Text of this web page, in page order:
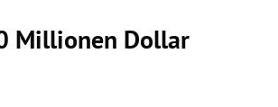
Millionen Dollar